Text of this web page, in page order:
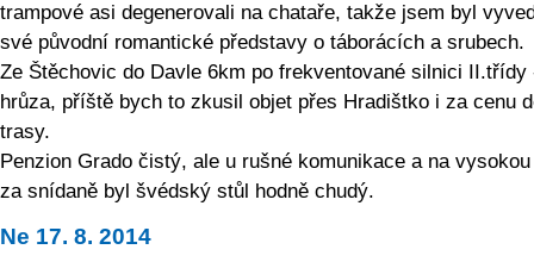
trampové asi degenerovali na chataře, takže jsem byl
své původní romantické představy o táborácích a srubech.
Ze Štěchovic do Davle 6km po frekventované silnici II.třídy
hrůza, příště bych to zkusil objet přes Hradištko i za cenu
trasy.
Penzion Grado čistý, ale u rušné komunikace a na
za snídaně byl švédský stůl hodně chudý.
Ne 17. 8. 2014